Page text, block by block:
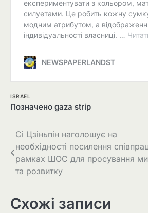
ISRAEL
Позначено gaza strip
Навігація
записів
Сі Цзіньпін наголошує на
необхідності посилення
рамках ШОС для просування
та розвитку
Схожі записи